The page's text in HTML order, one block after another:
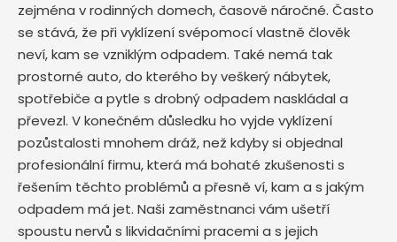
zejména v rodinných domech, časově náročné. Často
se stává, že při vyklízení svépomocí vlastně člověk
neví, kam se vzniklým odpadem. Také nemá tak
prostorné auto, do kterého by veškerý nábytek,
spotřebiče a pytle s drobný odpadem naskládal a
převezl. V konečném důsledku ho vyjde vyklízení
pozůstalosti mnohem dráž, než kdyby si objednal
profesionální firmu, která má bohaté zkušenosti s
řešením těchto problémů a přesně ví, kam a s jakým
odpadem má jet. Naši zaměstnanci vám ušetří
spoustu nervů s likvidačními pracemi a s jejich